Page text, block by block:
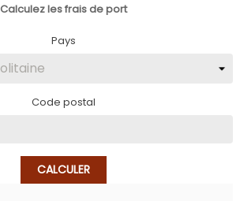
Calculez les frais de port
Pays
Code postal
CALCULER